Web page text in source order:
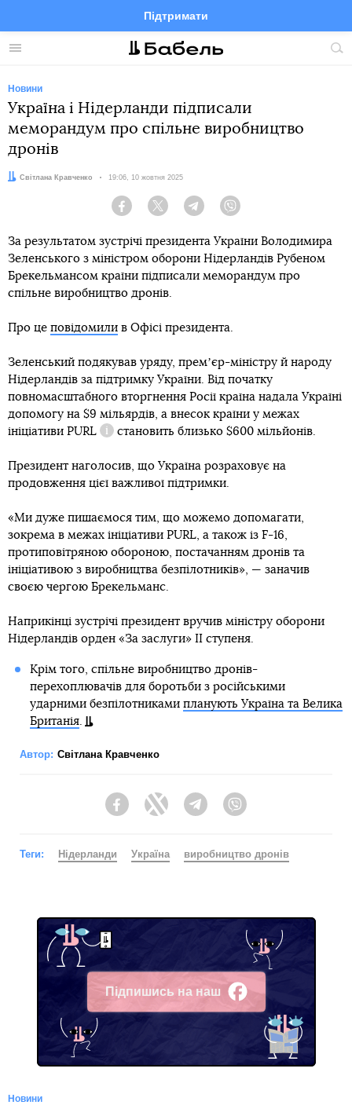
Меню
Підтримати
FacebookTelegramTwitter
Новини
Україна і Нідерланди підписали
меморандум про спільне виробництво
дронів
Автор:
Світлана Кравченко Дата:
19:06, 10 жовтня 2025
Facebook Twitter Telegram
За результатом зустрічі президента України Володимира
Зеленського з міністром оборони Нідерландів Рубеном
Брекельмансом країни підписали меморандум про
спільне виробництво дронів.
Про це повідомили в Офісі президента.
Зеленський подякував уряду, премʼєр-міністру й народу
Нідерландів за підтримку України. Від початку
повномасштабного вторгнення Росії країна надала Україні
допомогу на $9 мільярдів, а внесок країни у межах
ініціативи PURL
Довідка
становить близько $600 мільйонів.
Президент наголосив, що Україна розраховує на
продовження цієї важливої підтримки.
«Ми дуже пишаємося тим, що можемо допомагати,
зокрема в межах ініціативи PURL, а також із F-16,
протиповітряною обороною, постачанням дронів та
ініціативою з виробництва безпілотників», — заначив
своєю чергою Брекельманс.
Наприкінці зустрічі президент вручив міністру оборони
Нідерландів орден «За заслуги» II ступеня.
Крім того, спільне виробництво дронів-
перехоплювачів для боротьби з російськими
ударними безпілотниками планують Україна та Велика
Британія.
Автор: Світлана Кравченко
FacebookTwitter Telegram
Теги: Нідерланди Україна виробництво дронів
Підпишись на наш
Facebook
Новини